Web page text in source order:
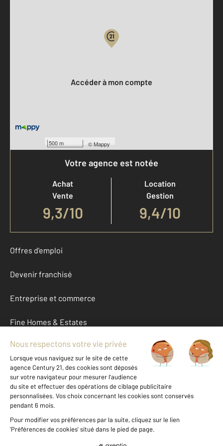
500 m ©Mappy
Accéder à mon compte
Votre agence est notée
Achat
Vente
9,3/10
Location
Gestion
9,4/10
Offres d'emploi
Devenir franchisé
Entreprise et commerce
Fine Homes & Estates
À propos
International
Nous contacter